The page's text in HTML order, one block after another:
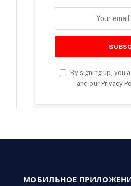
By signing up, you
and our Privacy
МОБИЛЬНОЕ